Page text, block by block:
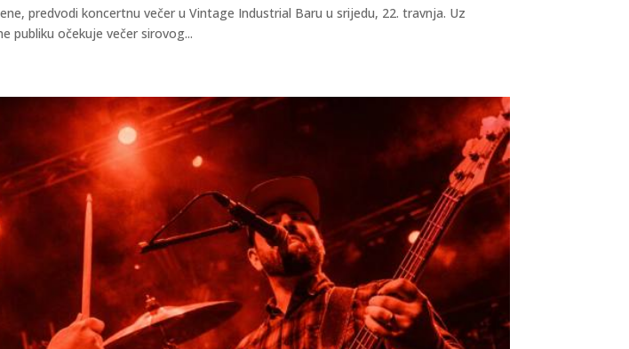
predvodi koncertnu večer u Vintage Industrial Baru u srijedu, 22. travnja. Uz
publiku očekuje večer sirovog...